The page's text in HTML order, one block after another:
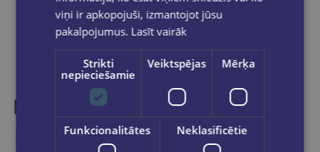
Līdzīgas preces
viņi ir apkopojuši, izmantojot jūsu
pakalpojumus. Lasīt vairāk
Strikti
nepieciešamie
Veiktspējas Mērķa
Funkcionalitātes Neklasificētie